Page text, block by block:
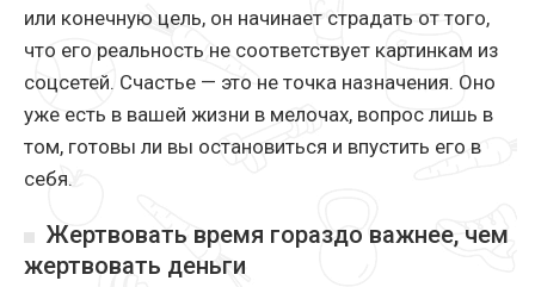
или конечную цель, он начинает страдать от того,
что его реальность не соответствует картинкам из
соцсетей. Счастье — это не точка назначения. Оно
уже есть в вашей жизни в мелочах, вопрос лишь в
том, готовы ли вы остановиться и впустить его в
себя.
Жертвовать время гораздо важнее, чем
жертвовать деньги